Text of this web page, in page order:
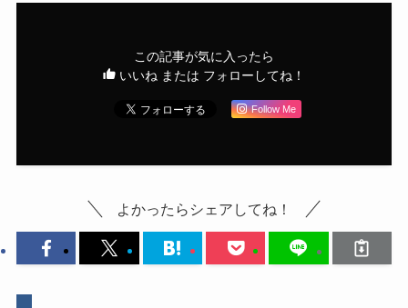
この記事が気に入ったら
いいね または フォローしてね！
Follow Me
よかったらシェアしてね！